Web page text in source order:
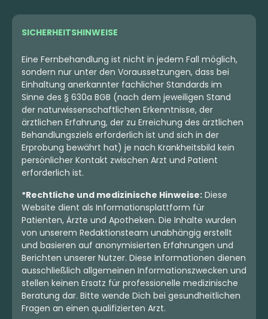
SICHERHEITSHINWEISE
Eine Fernbehandlung ist nicht in jedem Fall möglich,
sondern nur unter den Voraussetzungen, dass bei
Einhaltung anerkannter fachlicher Standards im
Sinne des § 630a BGB (nach dem jeweiligen Stand
der naturwissenschaftlichen Erkenntnisse, der
ärztlichen Erfahrung, der zu Erreichung des ärztlichen
Behandlungsziels erforderlich ist und sich in der
Erprobung bewährt hat) je nach Krankheitsbild kein
persönlicher Kontakt zwischen Arzt und Patient
erforderlich ist.
*Rechtliche und medizinische Hinweise: Diese
Website dient als Informationsplattform für
Patienten, Ärzte und Apotheken. Die Inhalte wurden
von unserem Redaktionsteam unabhängig erstellt
und basieren auf anonymisierten Erfahrungen und
Berichten unserer Nutzer. Diese Informationen dienen
ausschließlich allgemeinen Informationszwecken und
stellen keinen Ersatz für professionelle medizinische
Beratung dar. Bitte wende Dich bei gesundheitlichen
Fragen an einen qualifizierten Arzt.